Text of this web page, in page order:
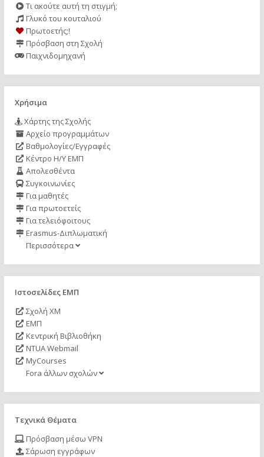
Τι ακούτε αυτή τη στιγμή;
Γλυκό του κουταλιού
Πρωτοετής;!
Πρόσβαση στη Σχολή
Παιχνιδομηχανή
Χρήσιμα
Χάρτης της Σχολής
Αρχείο προγραμμάτων
Βαθμολογίες/Εγγραφές
Κέντρο Η/Υ ΕΜΠ
Απολεσθέντα
Συγκοινωνίες
Για μαθητές
Για πρωτοετείς
Για τελειόφοιτους
Erasmus-Διπλωματική
Περισσότερα
Ιστοσελίδες ΕΜΠ
Σχολή ΧΜ
ΕΜΠ
Κεντρική Βιβλιοθήκη
NTUA Webmail
MyCourses
Fora άλλων σχολών
Τεχνικά Θέματα
Πρόσβαση μέσω VPN
Σάρωση εγγράφων